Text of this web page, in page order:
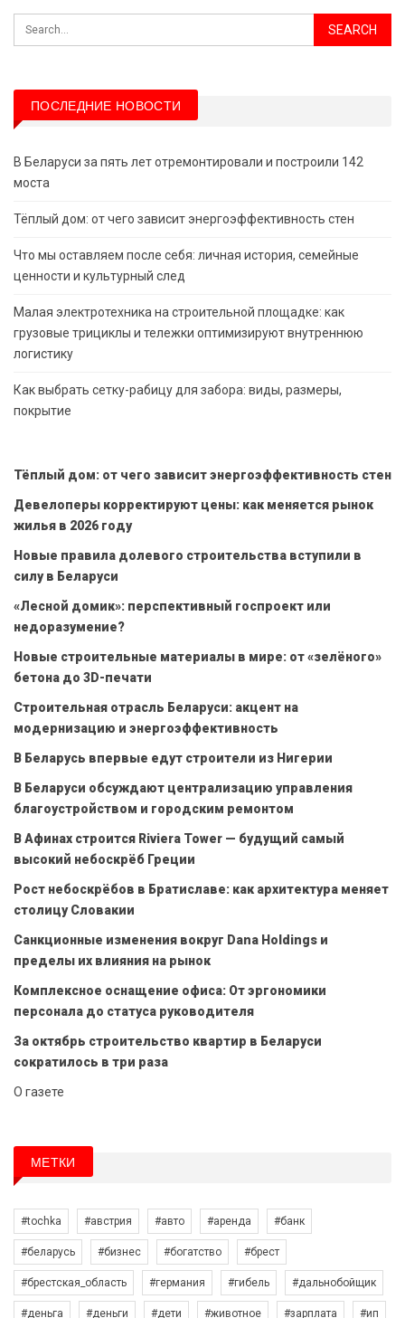
ПОСЛЕДНИЕ НОВОСТИ
В Беларуси за пять лет отремонтировали и построили 142
моста
Тёплый дом: от чего зависит энергоэффективность стен
Что мы оставляем после себя: личная история, семейные
ценности и культурный след
Малая электротехника на строительной площадке: как
грузовые трициклы и тележки оптимизируют внутреннюю
логистику
Как выбрать сетку-рабицу для забора: виды, размеры,
покрытие
Тёплый дом: от чего зависит энергоэффективность стен
Девелоперы корректируют цены: как меняется рынок
жилья в 2026 году
Новые правила долевого строительства вступили в
силу в Беларуси
«Лесной домик»: перспективный госпроект или
недоразумение?
Новые строительные материалы в мире: от «зелёного»
бетона до 3D-печати
Строительная отрасль Беларуси: акцент на
модернизацию и энергоэффективность
В Беларусь впервые едут строители из Нигерии
В Беларуси обсуждают централизацию управления
благоустройством и городским ремонтом
В Афинах строится Riviera Tower — будущий самый
высокий небоскрёб Греции
Рост небоскрёбов в Братиславе: как архитектура меняет
столицу Словакии
Санкционные изменения вокруг Dana Holdings и
пределы их влияния на рынок
Комплексное оснащение офиса: От эргономики
персонала до статуса руководителя
За октябрь строительство квартир в Беларуси
сократилось в три раза
О газете
МЕТКИ
#tochka #австрия #авто #аренда #банк
#беларусь #бизнес #богатство #брест
#брестская_область #германия #гибель #дальнобойщик
#деньга #деньги #дети #животное #зарплата #ип